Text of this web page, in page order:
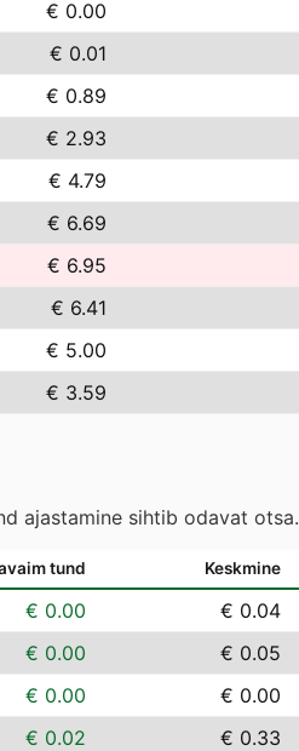
€ 0.00
€ 0.01
€ 0.89
€ 2.93
€ 4.79
€ 6.69
€ 6.95
€ 6.41
€ 5.00
€ 3.59
ajastamine sihtib odavat otsa.
tund Keskmine
€ 0.00 € 0.04
€ 0.00 € 0.05
€ 0.00 € 0.00
€ 0.02 € 0.33